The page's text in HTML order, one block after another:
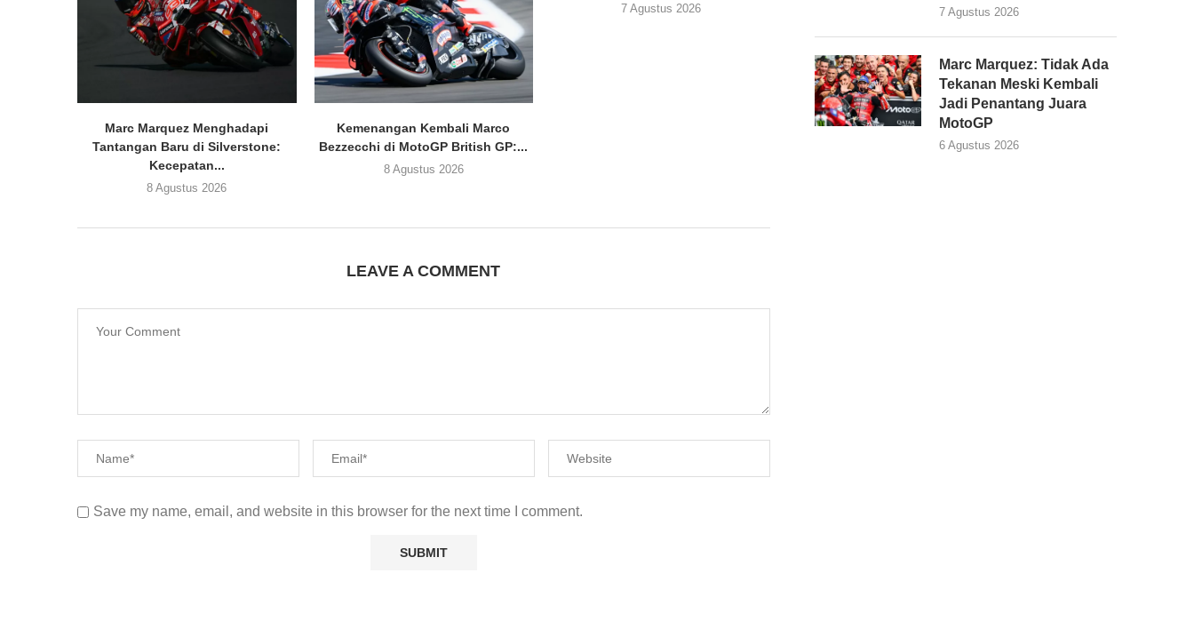
Marc Marquez Menghadapi
Tantangan Baru di Silverstone:
Kecepatan...
8 Agustus 2026
Kemenangan Kembali Marco
Bezzecchi di MotoGP British GP:...
8 Agustus 2026
7 Agustus 2026
LEAVE A COMMENT
Save my name, email, and website in this browser for the next time I comment.
7 Agustus 2026
Marc Marquez: Tidak Ada
Tekanan Meski Kembali
Jadi Penantang Juara
MotoGP
6 Agustus 2026